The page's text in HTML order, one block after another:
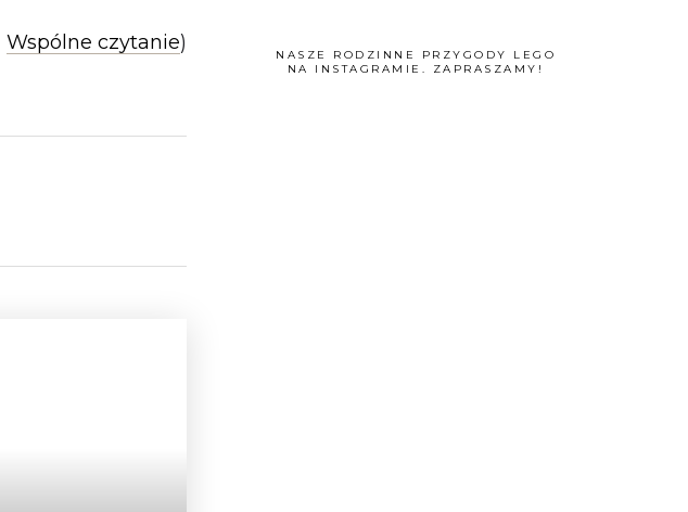
Wspólne czytanie)
NASZE RODZINNE PRZYGODY LEGO
NA INSTAGRAMIE. ZAPRASZAMY!